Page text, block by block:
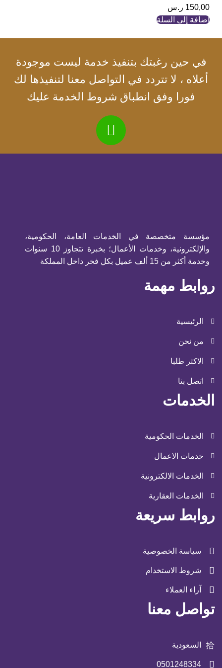
150,00 ر.س
إضافة إلى السلة
في حين رغبتك بتنفيذ خدمة ليست موجودة
أعلاه ، لا تتردد في التواصل معنا لتنفيذها لك
فورا وفق انطباق شروط الخدمة عليك
مؤسسة متخصصة في الخدمات العامة، الحكومية،
والإلكترونية، وخدمات الأعمال؛ بخبرة تتجاوز 10 سنوات
وخدمة أكثر من 15 ألف عميل بكل فخر داخل المملكة
روابط مهمة
الرئيسية
من نحن
الاكثر طلبا
اتصل بنا
الخدمات
الخدمات الحكومية
خدمات الاعمال
الخدمات الالكترونية
الخدمات العقارية
روابط سريعة
سياسة الخصوصية
شروط الاستخدام
آراء العملاء
تواصل معنا
السعودية
0501248334